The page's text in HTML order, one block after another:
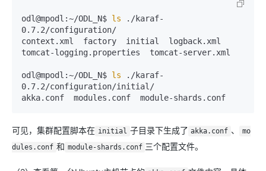
odl@mpodl:~/ODL_N$ ls ./karaf-
0.7.2/configuration/
context.xml  factory  initial  logback.xml
tomcat-logging.properties  tomcat-server.xml
odl@mpodl:~/ODL_N$ ls ./karaf-
0.7.2/configuration/initial/
akka.conf  modules.conf  module-shards.conf
可见，集群配置脚本在 initial 子目录下生成了 akka.conf 、
mo
dules.conf 和 module-shards.conf 三个配置文件。